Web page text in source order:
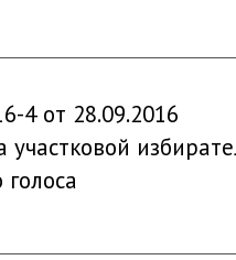
4 от 28.09.2016
участковой